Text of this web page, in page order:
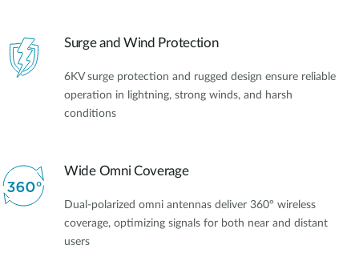
Surge and Wind Protection
6KV surge protection and rugged design ensure reliable
operation in lightning, strong winds, and harsh
conditions
Wide Omni Coverage
Dual-polarized omni antennas deliver 360° wireless
coverage, optimizing signals for both near and distant
users